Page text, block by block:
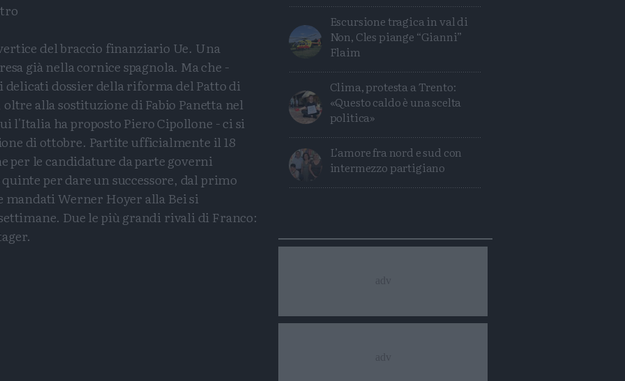
del braccio finanziario Ue. Una
già nella cornice spagnola. Ma che -
dossier della riforma del Patto di
alla sostituzione di Fabio Panetta nel
l'Italia ha proposto Piero Cipollone - ci si
di ottobre. Partite ufficialmente il 18
per le candidature da parte governi
per dare un successore, dal primo
mandati Werner Hoyer alla Bei si
Due le più grandi rivali di Franco:
Escursione tragica in val di
Non, Cles piange “Gianni”
Flaim
Clima, protesta a Trento:
«Questo caldo è una scelta
politica»
L’amore fra nord e sud con
intermezzo partigiano